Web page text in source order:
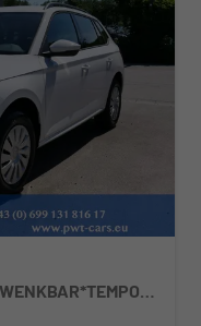
Selection 1.0 TSI DSG*AHK-SCHWENKBAR*TEMPOMAT*PDC-HINTEN*KEYLESS-GO*SHZ*